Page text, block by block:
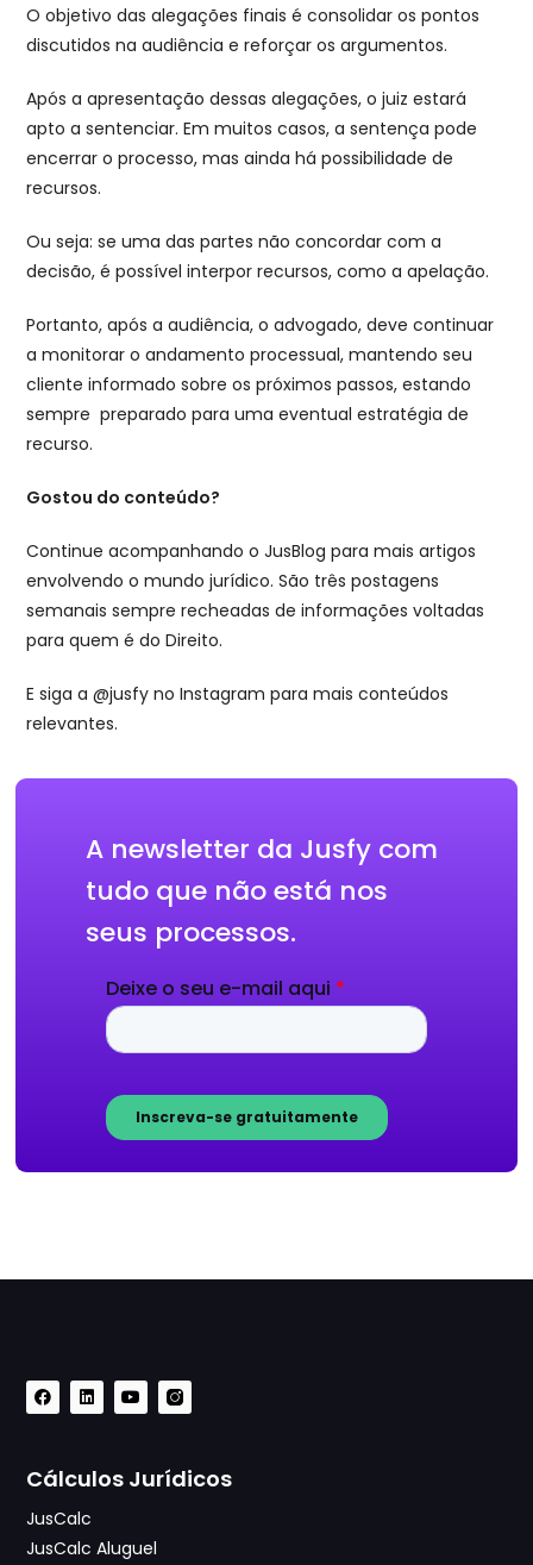
O objetivo das alegações finais é consolidar os pontos
discutidos na audiência e reforçar os argumentos.
Após a apresentação dessas alegações, o juiz estará
apto a sentenciar. Em muitos casos, a sentença pode
encerrar o processo, mas ainda há possibilidade de
recursos.
Ou seja: se uma das partes não concordar com a
decisão, é possível interpor recursos, como a apelação.
Portanto, após a audiência, o advogado, deve continuar
a monitorar o andamento processual, mantendo seu
cliente informado sobre os próximos passos, estando
sempre preparado para uma eventual estratégia de
recurso.
Gostou do conteúdo?
Continue acompanhando o JusBlog para mais artigos
envolvendo o mundo jurídico. São três postagens
semanais sempre recheadas de informações voltadas
para quem é do Direito.
E siga a @jusfy no Instagram para mais conteúdos
relevantes.
A newsletter da Jusfy com
tudo que não está nos
seus processos.
Cálculos Jurídicos
JusCalc
JusCalc Aluguel